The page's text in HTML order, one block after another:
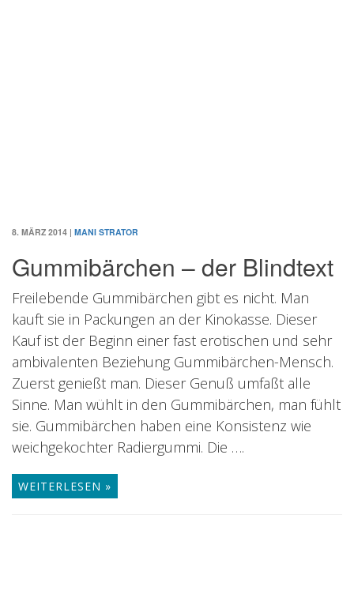
8. MÄRZ 2014 | MANI STRATOR
Gummibärchen – der Blindtext
Freilebende Gummibärchen gibt es nicht. Man
kauft sie in Packungen an der Kinokasse. Dieser
Kauf ist der Beginn einer fast erotischen und sehr
ambivalenten Beziehung Gummibärchen-Mensch.
Zuerst genießt man. Dieser Genuß umfaßt alle
Sinne. Man wühlt in den Gummibärchen, man fühlt
sie. Gummibärchen haben eine Konsistenz wie
weichgekochter Radiergummi. Die ….
WEITERLESEN »